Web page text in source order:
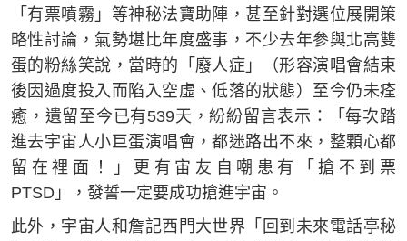
「有票噴霧」等神秘法寶助陣，甚至針對選位展開策
略性討論，氣勢堪比年度盛事，不少去年參與北高雙
蛋的粉絲笑說，當時的「廢人症」（形容演唱會結束
後因過度投入而陷入空虛、低落的狀態）至今仍未痊
癒，遺留至今已有539天，紛紛留言表示：「每次踏
進去宇宙人小巨蛋演唱會，都迷路出不來，整顆心都
留在裡面！」更有宙友自嘲患有「搶不到票
PTSD」，發誓一定要成功搶進宇宙。
此外，宇宙人和詹記西門大世界「回到未來電話亭秘